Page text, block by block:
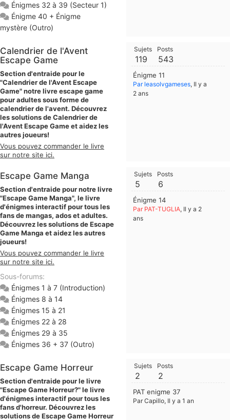
Énigmes 32 à 39 (Secteur 1)
Énigme 40 + Énigme
mystère (Outro)
Calendrier de l'Avent
Escape Game
Section d'entraide pour le
"Calendrier de l'Avent Escape
Game" notre livre escape game
pour adultes sous forme de
calendrier de l'avent. Découvrez
les solutions de Calendrier de
l'Avent Escape Game et aidez les
autres joueurs!
Vous pouvez commander le livre
sur notre site ici.
Sujets
119
Posts
543
Énigme 11
Par leasolvgameses, Il y a
2 ans
Escape Game Manga
Section d'entraide pour notre livre
"Escape Game Manga", le livre
d'énigmes interactif pour tous les
fans de mangas, ados et adultes.
Découvrez les solutions de Escape
Game Manga et aidez les autres
joueurs!
Vous pouvez commander le livre
sur notre site ici.
Sous-forums:
Énigmes 1 à 7 (Introduction)
Énigmes 8 à 14
Énigmes 15 à 21
Énigmes 22 à 28
Énigmes 29 à 35
Énigmes 36 + 37 (Outro)
Sujets
5
Posts
6
Énigme 14
Par PAT-TUGLIA, Il y a 2
ans
Escape Game Horreur
Section d'entraide pour le livre
"Escape Game Horreur?" le livre
d'énigmes interactif pour tous les
fans d'horreur. Découvrez les
solutions de Escape Game Horreur
Sujets
2
Posts
2
PAT enigme 37
Par Capillo, Il y a 1 an